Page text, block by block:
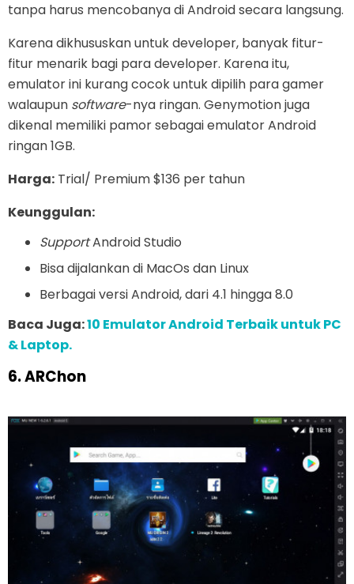
tanpa harus mencobanya di Android secara langsung.
Karena dikhususkan untuk developer, banyak fitur-
fitur menarik bagi para developer. Karena itu,
emulator ini kurang cocok untuk dipilih para gamer
walaupun software-nya ringan. Genymotion juga
dikenal memiliki pamor sebagai emulator Android
ringan 1GB.
Harga: Trial/ Premium $136 per tahun
Keunggulan:
SupportAndroid Studio
Bisa dijalankan di MacOs dan Linux
Berbagai versi Android, dari 4.1 hingga 8.0
Baca Juga:10 Emulator Android Terbaik untuk PC
& Laptop.
6. ARChon